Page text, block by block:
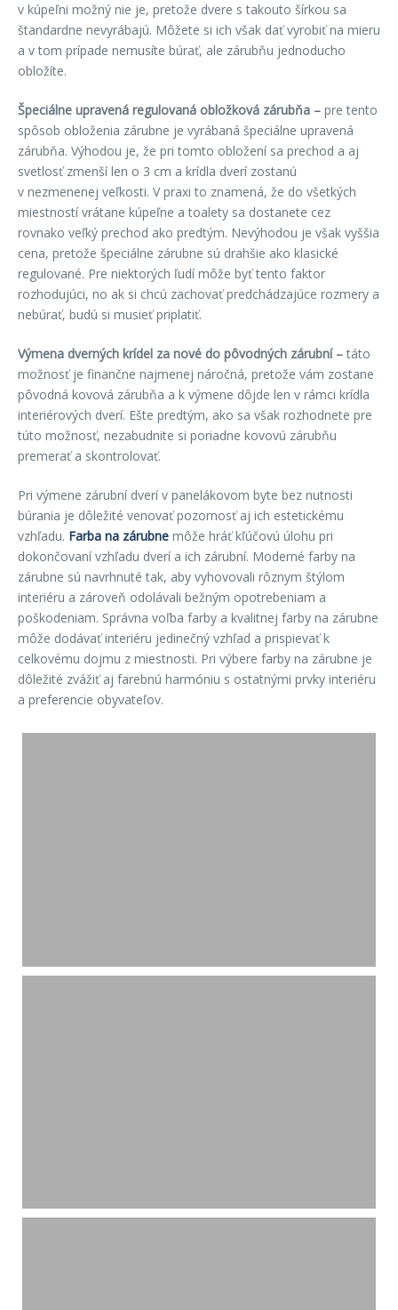
v kúpeľni možný nie je, pretože dvere s takouto šírkou sa
štandardne nevyrábajú. Môžete si ich však dať vyrobiť na mieru
a v tom prípade nemusíte búrať, ale zárubňu jednoducho
obložíte.
Špeciálne upravená regulovaná obložková zárubňa – pre tento
spôsob obloženia zárubne je vyrábaná špeciálne upravená
zárubňa. Výhodou je, že pri tomto obložení sa prechod a aj
svetlosť zmenší len o 3 cm a krídla dverí zostanú
v nezmenenej veľkosti. V praxi to znamená, že do všetkých
miestností vrátane kúpeľne a toalety sa dostanete cez
rovnako veľký prechod ako predtým. Nevýhodou je však vyššia
cena, pretože špeciálne zárubne sú drahšie ako klasické
regulované. Pre niektorých ľudí môže byť tento faktor
rozhodujúci, no ak si chcú zachovať predchádzajúce rozmery a
nebúrať, budú si musieť priplatiť.
Výmena dverných krídel za nové do pôvodných zárubní –táto
možnosť je finančne najmenej náročná, pretože vám zostane
pôvodná kovová zárubňa a k výmene dôjde len v rámci krídla
interiérových dverí. Ešte predtým, ako sa však rozhodnete pre
túto možnosť, nezabudnite si poriadne kovovú zárubňu
premerať a skontrolovať.
Pri výmene zárubní dverí v panelákovom byte bez nutnosti
búrania je dôležité venovať pozornosť aj ich estetickému
vzhľadu. Farba na zárubne môže hráť kľúčovú úlohu pri
dokončovaní vzhľadu dverí a ich zárubní. Moderné farby na
zárubne sú navrhnuté tak, aby vyhovovali rôznym štýlom
interiéru a zároveň odolávali bežným opotrebeniam a
poškodeniam. Správna voľba farby a kvalitnej farby na zárubne
môže dodávať interiéru jedinečný vzhľad a prispievať k
celkovému dojmu z miestnosti. Pri výbere farby na zárubne je
dôležité zvážiť aj farebnú harmóniu s ostatnými prvky interiéru
a preferencie obyvateľov.